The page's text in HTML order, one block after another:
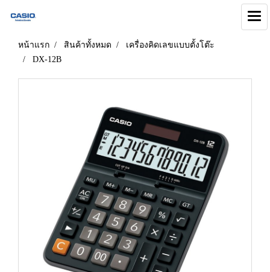
หน้าแรก สินค้าทั้งหมด
เครื่องคิดเลขแบบตั้งโต๊ะ
DX-12B